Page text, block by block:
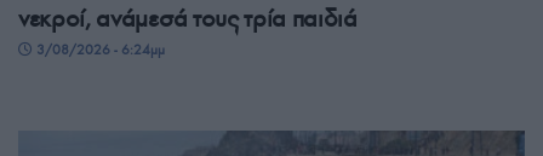
νεκροί, ανάμεσά τους τρία παιδιά
3/08/2026 - 6:24μμ